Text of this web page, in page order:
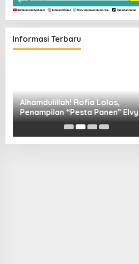
Informasi Terbaru
Alhamdulillah! Rofia Lolos,
Penampilan “Pesta Panen” Elvy
Sukaesih Berbuah Manis